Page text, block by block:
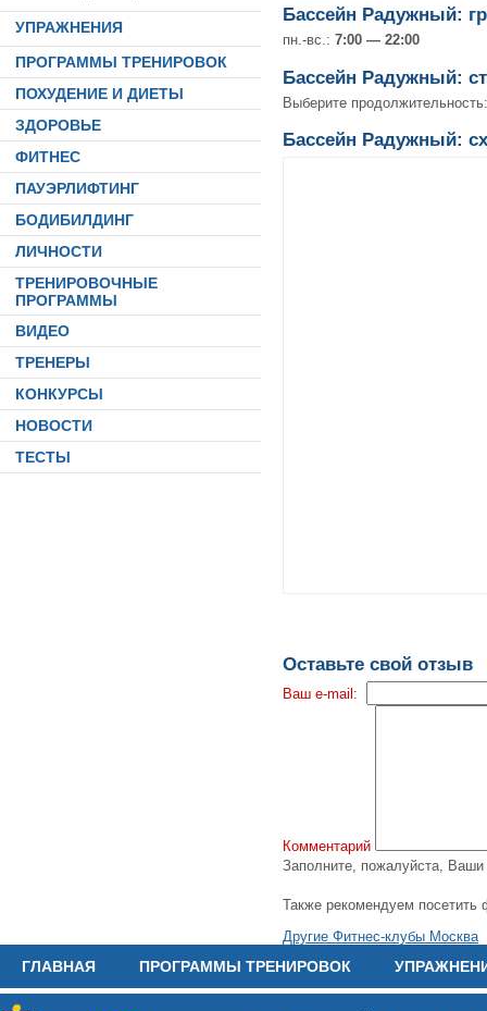
УПРАЖНЕНИЯ
ПРОГРАММЫ ТРЕНИРОВОК
ПОХУДЕНИЕ И ДИЕТЫ
ЗДОРОВЬЕ
ФИТНЕС
ПАУЭРЛИФТИНГ
БОДИБИЛДИНГ
ЛИЧНОСТИ
ТРЕНИРОВОЧНЫЕ
ПРОГРАММЫ
ВИДЕО
ТРЕНЕРЫ
КОНКУРСЫ
НОВОСТИ
ТЕСТЫ
Бассейн Радужный:
пн.-вс.: 7:00 — 22:00
Бассейн Радужный:
Выберите
Бассейн Радужный:
Оставьте свой отзыв
Ваш e-mail:
Комментарий
Заполните, пожалуйста, Ваши
Также рекомендуем
Другие Фитнес-клубы Москва
ГЛАВНАЯ ПРОГРАММЫ ТРЕНИРОВОК